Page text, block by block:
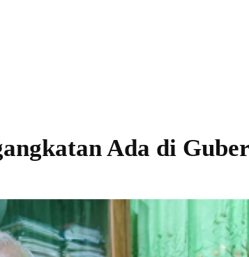
Ada di